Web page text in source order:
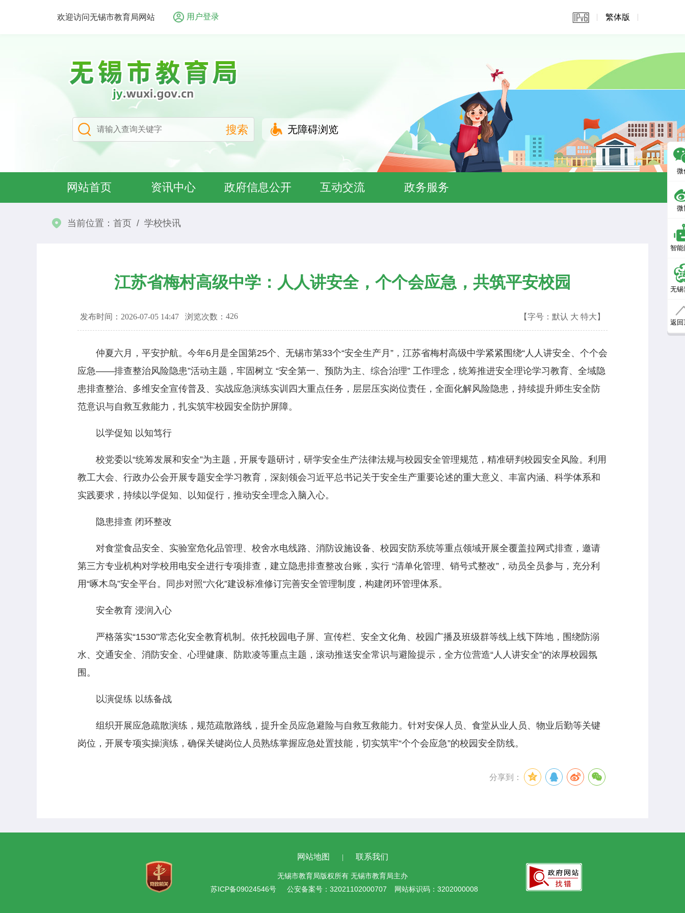
欢迎访问无锡市教育局网站 用户登录 繁体版
无障碍浏览
网站首页 资讯中心 政府信息公开 互动交流 政务服务
当前位置： 首页 / 学校快讯
江苏省梅村高级中学：人人讲安全，个个会应急，共筑平安校园
发布时间：2026-07-05 14:47 浏览次数： 426 【字号： 默认 大 特大 】
仲夏六月，平安护航。今年6月是全国第25个、无锡市第33个“安全生产月”，江苏省梅村高级中学紧紧围绕“人人讲安全、个个会
应急——排查整治风险隐患”活动主题，牢固树立 “安全第一、预防为主、综合治理” 工作理念，统筹推进安全理论学习教育、全域隐
患排查整治、多维安全宣传普及、实战应急演练实训四大重点任务，层层压实岗位责任，全面化解风险隐患，持续提升师生安全防
范意识与自救互救能力，扎实筑牢校园安全防护屏障。
以学促知 以知笃行
校党委以“统筹发展和安全”为主题，开展专题研讨，研学安全生产法律法规与校园安全管理规范，精准研判校园安全风险。利用
教工大会、行政办公会开展专题安全学习教育，深刻领会习近平总书记关于安全生产重要论述的重大意义、丰富内涵、科学体系和
实践要求，持续以学促知、以知促行，推动安全理念入脑入心。
隐患排查 闭环整改
对食堂食品安全、实验室危化品管理、校舍水电线路、消防设施设备、校园安防系统等重点领域开展全覆盖拉网式排查，邀请
第三方专业机构对学校用电安全进行专项排查，建立隐患排查整改台账，实行 “清单化管理、销号式整改”，动员全员参与，充分利
用“啄木鸟”安全平台。同步对照“六化”建设标准修订完善安全管理制度，构建闭环管理体系。
安全教育 浸润入心
严格落实“1530”常态化安全教育机制。依托校园电子屏、宣传栏、安全文化角、校园广播及班级群等线上线下阵地，围绕防溺
水、交通安全、消防安全、心理健康、防欺凌等重点主题，滚动推送安全常识与避险提示，全方位营造“人人讲安全”的浓厚校园氛
围。
以演促练 以练备战
组织开展应急疏散演练，规范疏散路线，提升全员应急避险与自救互救能力。针对安保人员、食堂从业人员、物业后勤等关键
岗位，开展专项实操演练，确保关键岗位人员熟练掌握应急处置技能，切实筑牢“个个会应急”的校园安全防线。
分享到：
网站地图 联系我们
无锡市教育局版权所有 无锡市教育局主办
苏ICP备09024546号
公安备案号：32021102000707 网站标识码：3202000008
微
微
智能
无锡
返回